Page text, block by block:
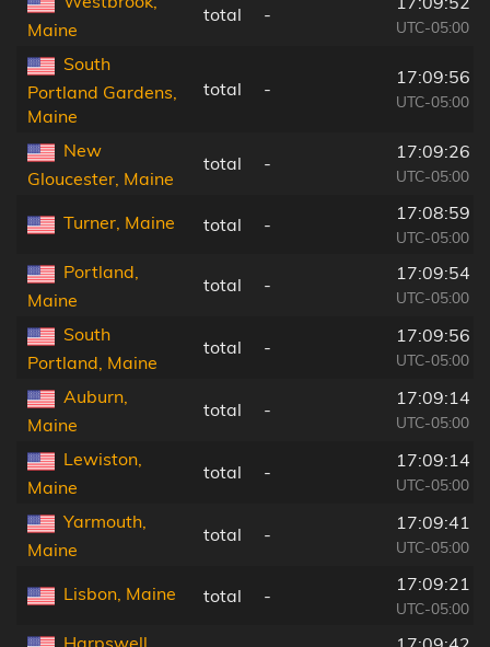
Maine
total -
UTC-05:00
South
Portland Gardens,
Maine
total -
17:09:56
UTC-05:00
New
Gloucester, Maine
total -
17:09:26
UTC-05:00
Turner, Maine total -
17:08:59
UTC-05:00
Portland,
Maine
total -
17:09:54
UTC-05:00
South
Portland, Maine
total -
17:09:56
UTC-05:00
Auburn,
Maine
total -
17:09:14
UTC-05:00
Lewiston,
Maine
total -
17:09:14
UTC-05:00
Yarmouth,
Maine
total -
17:09:41
UTC-05:00
Lisbon, Maine total -
17:09:21
UTC-05:00